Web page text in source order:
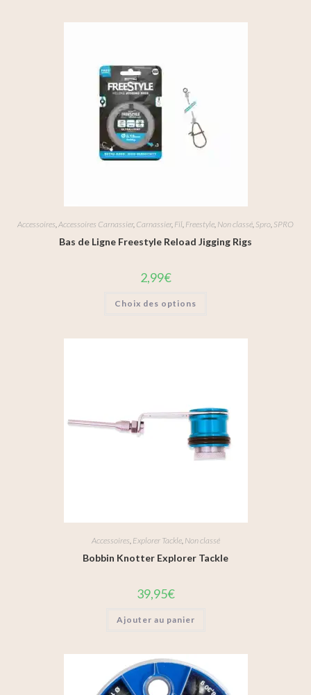
Accessoires,Accessoires Carnassier, Carnassier, Fil, Freestyle, Non classé, Spro, SPRO
Bas de Ligne Freestyle Reload Jigging Rigs
2,99€
Choix des options
Accessoires Explorer Tackle, Non classé
Bobbin Knotter Explorer Tackle
39,95€
Ajouter au panier